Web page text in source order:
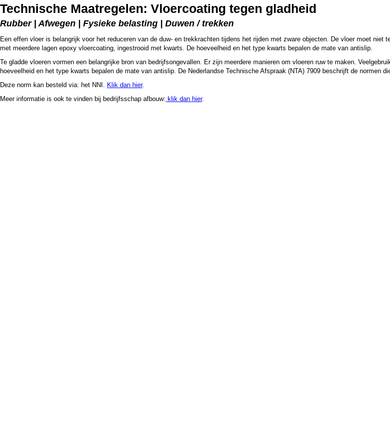
Technische Maatregelen: Vloercoating tegen gladheid
Rubber | Afwegen | Fysieke belasting | Duwen / trekken
Een effen vloer is belangrijk voor het reduceren van de duw- en trekkrachten tijdens het rijden met zware objecten. De vloer moet
met meerdere lagen epoxy vloercoating, ingestrooid met kwarts. De hoeveelheid en het type kwarts bepalen de mate van antislip.
Te gladde vloeren vormen een belangrijke bron van bedrijfsongevallen. Er zijn meerdere manieren om vloeren ruw te maken.
hoeveelheid en het type kwarts bepalen de mate van antislip. De Nederlandse Technische Afspraak (NTA) 7909 beschrijft de normen
Deze norm kan besteld via: het NNI. Klik dan hier.
Meer informatie is ook te vinden bij bedrijfsschap afbouw: klik dan hier.